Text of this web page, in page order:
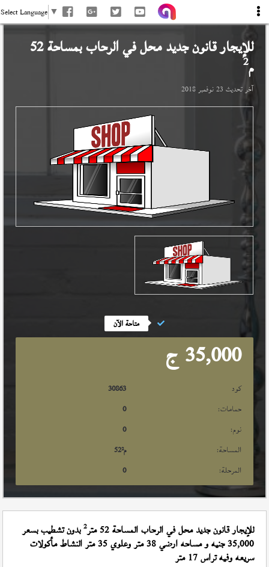
Select Language ▼
للإيجار قانون جديد محل فيالرحاب بمساحة 52
م2
آخر تحديث 23 نوفمبر 2018
متاحة الآن
35,000 ج
كود
30863
حمامات:
0
نوم:
0
المساحة:
52م²
المرحلة: 0
للإيجار قانون جديد محل في الرحاب المساحة 52 متر 2بدون تشطيب بسعر
35,000 جنيه و مساحه ارضي 38 متر وعلوي 35 متر النشاط مأكولات
سريعه وفيه تراس 17 متر